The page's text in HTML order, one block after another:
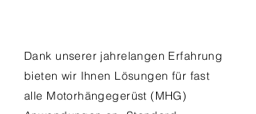
Dank unserer jahrelangen Erfahrung
bieten wir Ihnen Lösungen für fast
alle Motorhängegerüst (MHG)